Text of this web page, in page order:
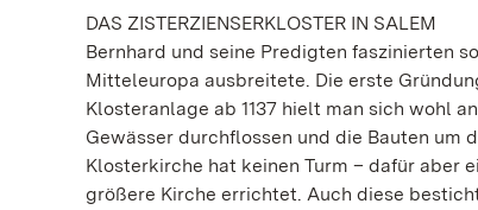
DAS ZISTERZIENSERKLOSTER IN SALEM
Bernhard und seine Predigten faszinierten
Mitteleuropa ausbreitete. Die erste
Klosteranlage ab 1137 hielt man sich wohl
Gewässer durchflossen und die Bauten um
Klosterkirche hat keinen Turm – dafür aber
größere Kirche errichtet. Auch diese